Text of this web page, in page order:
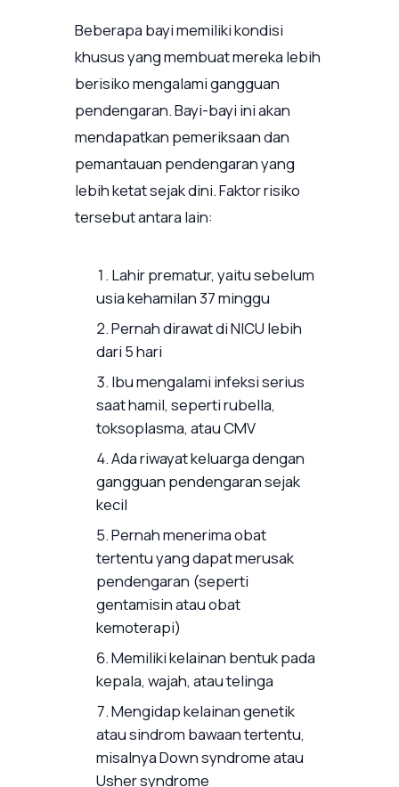
Beberapa bayi memiliki kondisi
khusus yang membuat mereka lebih
berisiko mengalami gangguan
pendengaran. Bayi-bayi ini akan
mendapatkan pemeriksaan dan
pemantauan pendengaran yang
lebih ketat sejak dini. Faktor risiko
tersebut antara lain:
Lahir prematur, yaitu sebelum
usia kehamilan 37 minggu
Pernah dirawat di NICU lebih
dari 5 hari
Ibu mengalami infeksi serius
saat hamil, seperti rubella,
toksoplasma, atau CMV
Ada riwayat keluarga dengan
gangguan pendengaran sejak
kecil
Pernah menerima obat
tertentu yang dapat merusak
pendengaran (seperti
gentamisin atau obat
kemoterapi)
Memiliki kelainan bentuk pada
kepala, wajah, atau telinga
Mengidap kelainan genetik
atau sindrom bawaan tertentu,
misalnya Down syndrome atau
Usher syndrome